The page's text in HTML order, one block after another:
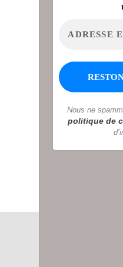
Nous ne
politique de